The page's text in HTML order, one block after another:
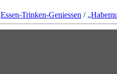
Essen-Trinken-Geniessen /